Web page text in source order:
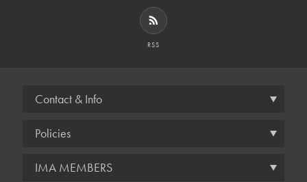
RSS
Contact & Info
Policies
IMA MEMBERS